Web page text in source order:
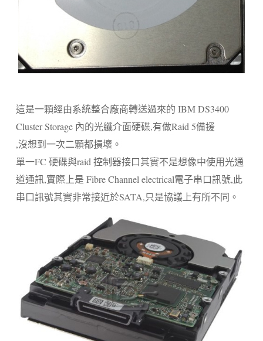
這是一顆經由系統整合廠商轉送過來的 IBM DS3400
Cluster Storage 內的光纖介面硬碟,有做Raid 5備援
,沒想到一次二顆都損壞。
單一FC 硬碟與raid 控制器接口其實不是想像中使用光通
道通訊,實際上是 Fibre Channel electrical電子串口訊號,此
串口訊號其實非常接近於SATA,只是協議上有所不同。